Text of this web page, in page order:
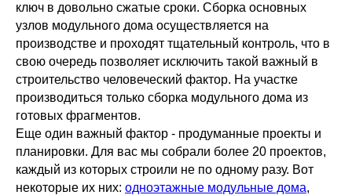
ключ в довольно сжатые сроки. Сборка основных
узлов модульного дома осуществляется на
производстве и проходят тщательный контроль, что в
свою очередь позволяет исключить такой важный в
строительство человеческий фактор. На участке
производиться только сборка модульного дома из
готовых фрагментов.
Еще один важный фактор - продуманные проекты и
планировки. Для вас мы собрали более 20 проектов,
каждый из которых строили не по одному разу. Вот
некоторые их них: одноэтажные модульные дома,
+7
политикой конфиденциальности
Отправить
свяжется
с вами и ответит на все интересующие вопросы